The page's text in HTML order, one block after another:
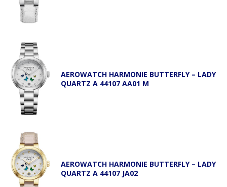
AEROWATCH HARMONIE BUTTERFLY – LADY
QUARTZ A 44107 AA01 M
AEROWATCH HARMONIE BUTTERFLY – LADY
QUARTZ A 44107 JA02